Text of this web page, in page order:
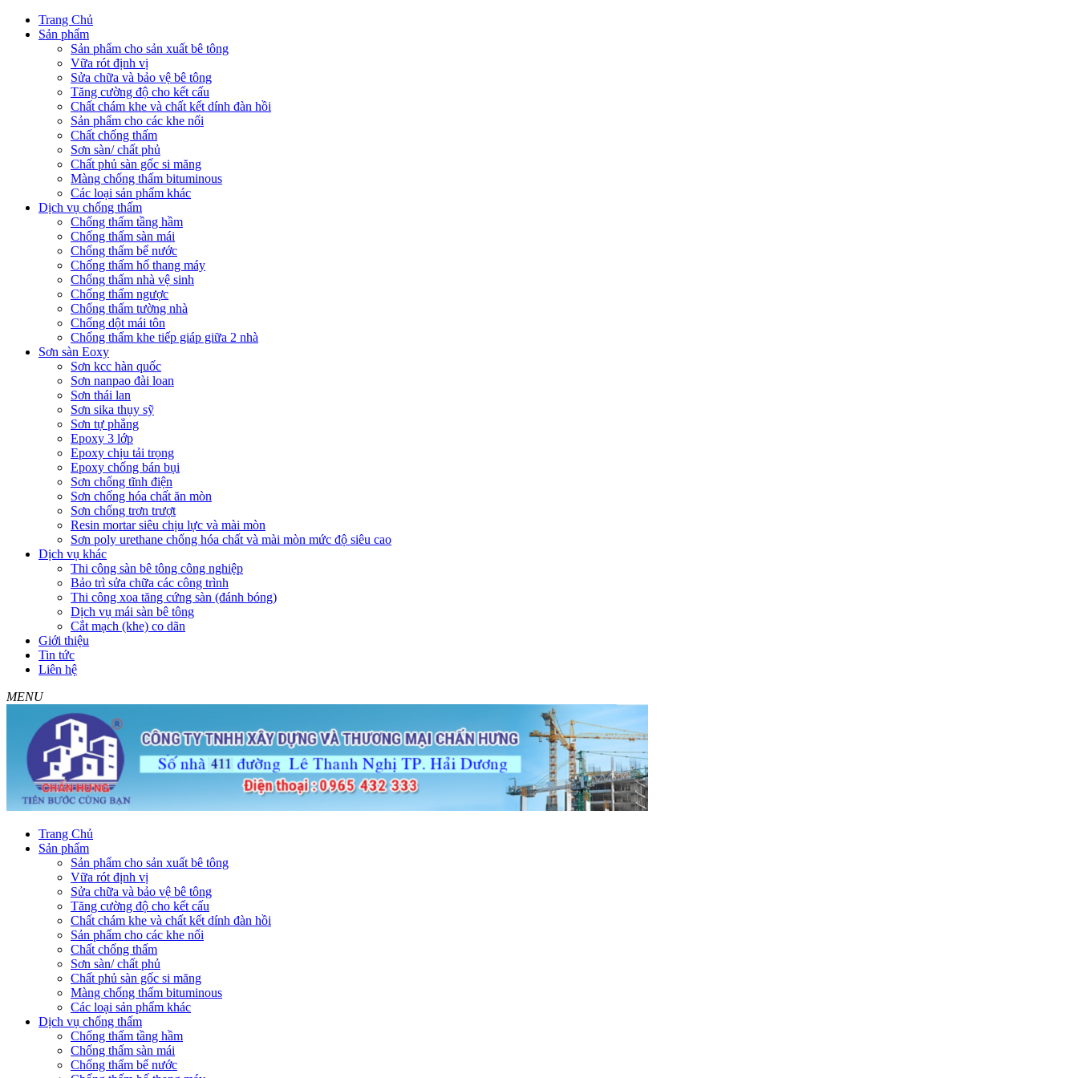
Trang Chủ
Sản phẩm
Sản phẩm cho sản xuất bê tông
Vữa rót định vị
Sửa chữa và bảo vệ bê tông
Tăng cường độ cho kết cấu
Chất chám khe và chất kết dính đàn hồi
Sản phẩm cho các khe nối
Chất chống thấm
Sơn sàn/ chất phủ
Chất phủ sàn gốc si măng
Màng chống thấm bituminous
Các loại sản phẩm khác
Dịch vụ chống thấm
Chống thấm tầng hầm
Chống thấm sàn mái
Chống thấm bể nước
Chống thấm hố thang máy
Chống thấm nhà vệ sinh
Chống thấm ngược
Chống thấm tường nhà
Chống dột mái tôn
Chống thấm khe tiếp giáp giữa 2 nhà
Sơn sàn Eoxy
Sơn kcc hàn quốc
Sơn nanpao đài loan
Sơn thái lan
Sơn sika thụy sỹ
Sơn tự phẳng
Epoxy 3 lớp
Epoxy chịu tải trọng
Epoxy chống bán bụi
Sơn chống tĩnh điện
Sơn chống hóa chất ăn mòn
Sơn chống trơn trượt
Resin mortar siêu chịu lực và mài mòn
Sơn poly urethane chống hóa chất và mài mòn mức độ siêu cao
Dịch vụ khác
Thi công sàn bê tông công nghiệp
Bảo trì sửa chữa các công trình
Thi công xoa tăng cứng sàn (đánh bóng)
Dịch vụ mái sàn bê tông
Cắt mạch (khe) co dãn
Giới thiệu
Tin tức
Liên hệ
MENU
Trang Chủ
Sản phẩm
Sản phẩm cho sản xuất bê tông
Vữa rót định vị
Sửa chữa và bảo vệ bê tông
Tăng cường độ cho kết cấu
Chất chám khe và chất kết dính đàn hồi
Sản phẩm cho các khe nối
Chất chống thấm
Sơn sàn/ chất phủ
Chất phủ sàn gốc si măng
Màng chống thấm bituminous
Các loại sản phẩm khác
Dịch vụ chống thấm
Chống thấm tầng hầm
Chống thấm sàn mái
Chống thấm bể nước